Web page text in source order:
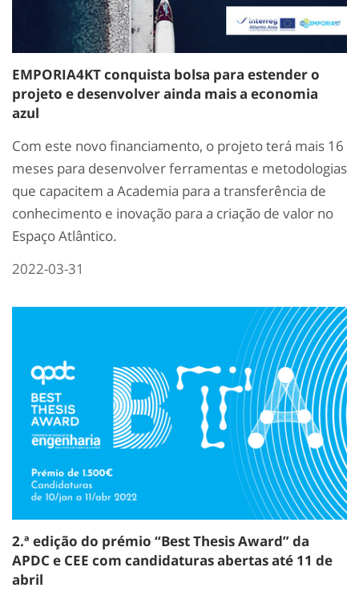
EMPORIA4KT conquista bolsa para estender o
projeto e desenvolver ainda mais a economia
azul
Com este novo financiamento, o projeto terá mais 16
meses para desenvolver ferramentas e metodologias
que capacitem a Academia para a transferência de
conhecimento e inovação para a criação de valor no
Espaço Atlântico.
2022-03-31
2.ª edição do prémio “Best Thesis Award” da
APDC e CEE com candidaturas abertas até 11 de
abril